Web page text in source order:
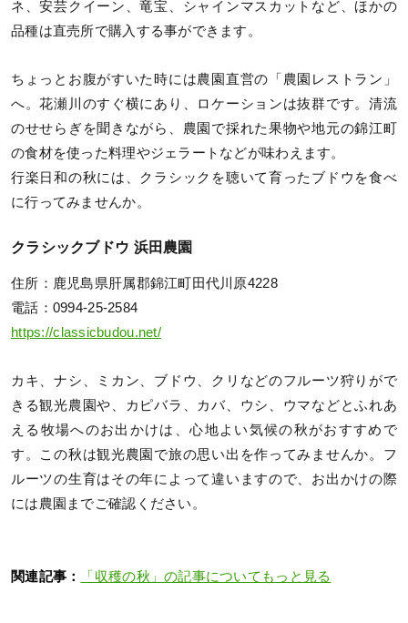
ネ、安芸クイーン、竜宝、シャインマスカットなど、ほかの
品種は直売所で購入する事ができます。
ちょっとお腹がすいた時には農園直営の「農園レストラン」
へ。花瀬川のすぐ横にあり、ロケーションは抜群です。清流
のせせらぎを聞きながら、農園で採れた果物や地元の錦江町
の食材を使った料理やジェラートなどが味わえます。
行楽日和の秋には、クラシックを聴いて育ったブドウを食べ
に行ってみませんか。
クラシックブドウ 浜田農園
住所：鹿児島県肝属郡錦江町田代川原4228
電話：0994-25-2584
https://classicbudou.net/
カキ、ナシ、ミカン、ブドウ、クリなどのフルーツ狩りがで
きる観光農園や、カピバラ、カバ、ウシ、ウマなどとふれあ
える牧場へのお出かけは、心地よい気候の秋がおすすめで
す。この秋は観光農園で旅の思い出を作ってみませんか。フ
ルーツの生育はその年によって違いますので、お出かけの際
には農園までご確認ください。
関連記事： 「収穫の秋」の記事についてもっと見る